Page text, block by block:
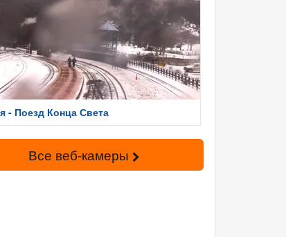
- Поезд Конца Света
Все веб-камеры